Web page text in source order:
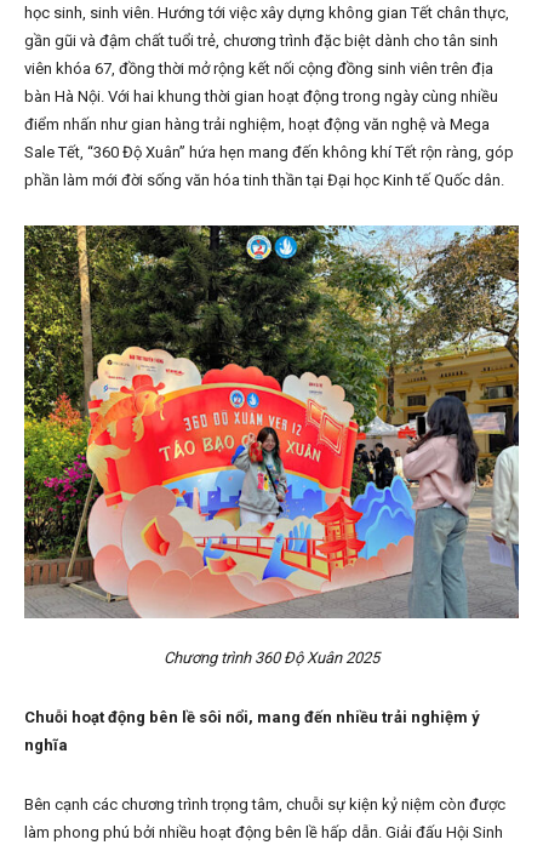
học sinh, sinh viên. Hướng tới việc xây dựng không gian Tết chân thực,
gần gũi và đậm chất tuổi trẻ, chương trình đặc biệt dành cho tân sinh
viên khóa 67, đồng thời mở rộng kết nối cộng đồng sinh viên trên địa
bàn Hà Nội. Với hai khung thời gian hoạt động trong ngày cùng nhiều
điểm nhấn như gian hàng trải nghiệm, hoạt động văn nghệ và Mega
Sale Tết, “360 Độ Xuân” hứa hẹn mang đến không khí Tết rộn ràng, góp
phần làm mới đời sống văn hóa tinh thần tại Đại học Kinh tế Quốc dân.
Chương trình 360 Độ Xuân 2025
Chuỗi hoạt động bên lề sôi nổi, mang đến nhiều trải nghiệm ý
nghĩa
Bên cạnh các chương trình trọng tâm, chuỗi sự kiện kỷ niệm còn được
làm phong phú bởi nhiều hoạt động bên lề hấp dẫn. Giải đấu Hội Sinh